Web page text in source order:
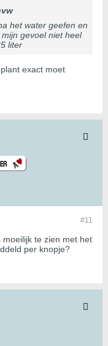
het water geefen en
gevoel niet heel
liter
exact moet
#11
te zien met het
per knopje?